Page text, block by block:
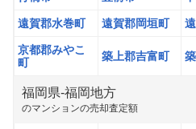
遠賀郡水巻町 遠賀郡岡垣町
京都郡みやこ
町
築上郡吉富町
福岡県-福岡地方
のマンションの売却査定額